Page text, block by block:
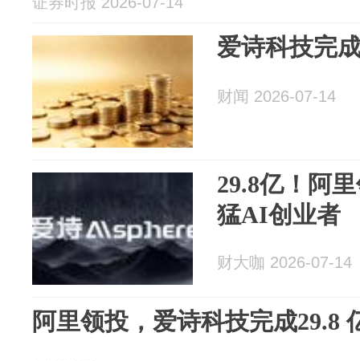
爱诗科技完
财闻 2026-07-14
29.8亿！阿
猛AI创业者
财大咖 2026-07-14
阿里领投，爱诗科技完成29.8